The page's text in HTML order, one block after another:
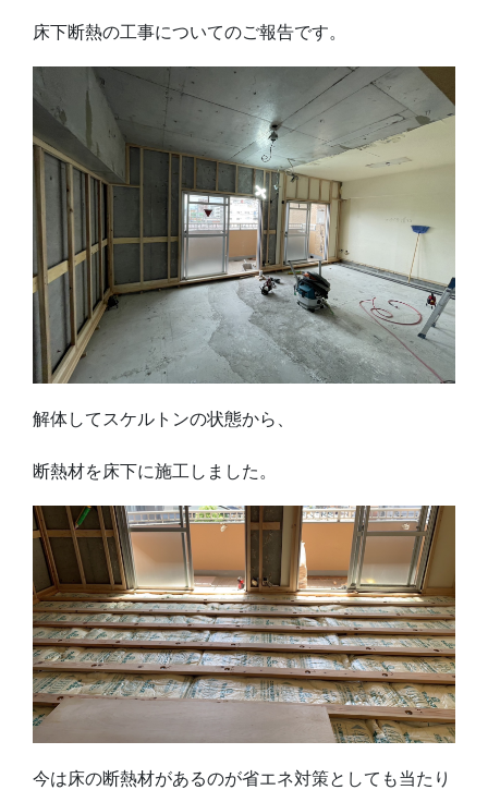
床下断熱の工事についてのご報告です。
解体してスケルトンの状態から、
断熱材を床下に施工しました。
今は床の断熱材があるのが省エネ対策としても当たり